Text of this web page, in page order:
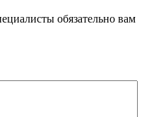
обязательно вам